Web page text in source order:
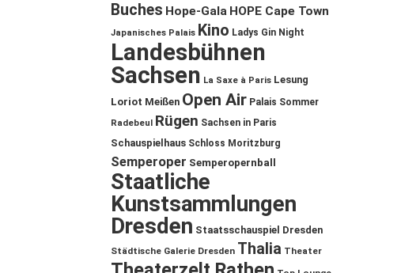
Buches Hope-Gala HOPE Cape Town
Japanisches Palais Kino Ladys Gin Night
Landesbühnen
Sachsen La Saxe à Paris Lesung
Loriot Meißen Open Air Palais Sommer
Radebeul Rügen Sachsen in Paris
Schauspielhaus Schloss Moritzburg
Semperoper Semperopernball
Staatliche
Kunstsammlungen
Dresden Staatsschauspiel Dresden
Städtische Galerie Dresden Thalia Theater